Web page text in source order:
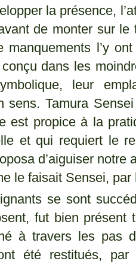
la présence,
de monter sur le
manquements l’y
dans les
leur
sens. Tamura
est propice à la
et qui requiert le
d’aiguiser
le faisait Sensei, par
se sont
fut bien
à travers les pas
été restitués,